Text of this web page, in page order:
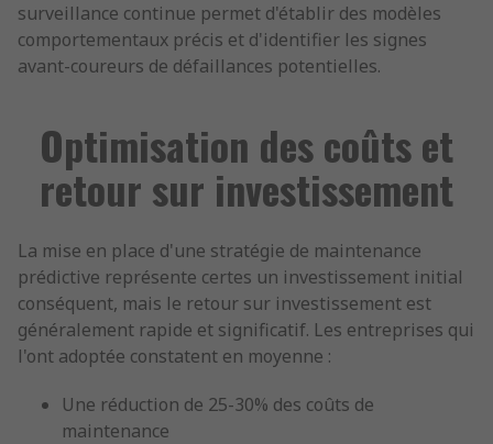
surveillance continue permet d'établir des modèles
comportementaux précis et d'identifier les signes
avant-coureurs de défaillances potentielles.
Optimisation des coûts et
retour sur investissement
La mise en place d'une stratégie de maintenance
prédictive représente certes un investissement initial
conséquent, mais le retour sur investissement est
généralement rapide et significatif. Les entreprises qui
l'ont adoptée constatent en moyenne :
Une réduction de 25-30% des coûts de
maintenance